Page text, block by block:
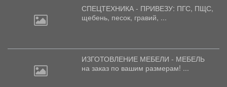
СПЕЦТЕХНИКА - ПРИВЕЗУ: ПГС, ПЩС,
щебень, песок, гравий, ...
ИЗГОТОВЛЕНИЕ МЕБЕЛИ - МЕБЕЛЬ
на заказ по вашим размерам! ...